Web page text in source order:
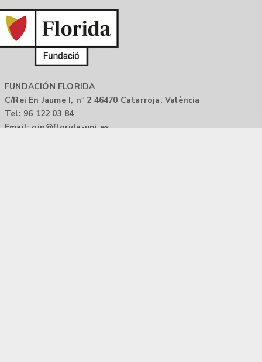
FUNDACIÓN FLORIDA
C/Rei En Jaume I, nº 2 46470 Catarroja, València
Tel: 96 122 03 84
Email: oip@florida-uni.es